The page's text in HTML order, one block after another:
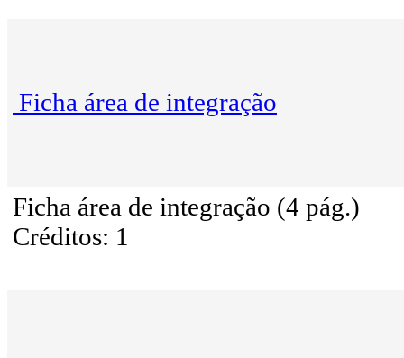
Ficha área de integração
Ficha área de integração (4 pág.)
Créditos: 1